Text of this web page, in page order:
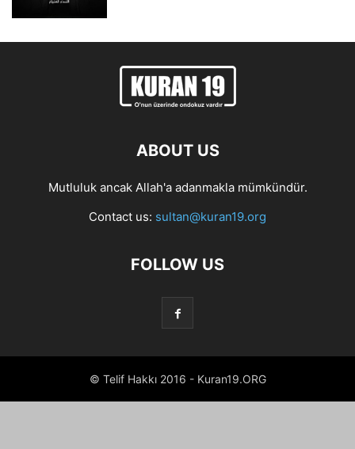
ABOUT US
Mutluluk ancak Allah'a adanmakla mümkündür.
Contact us: sultan@kuran19.org
FOLLOW US
© Telif Hakkı 2016 - Kuran19.ORG